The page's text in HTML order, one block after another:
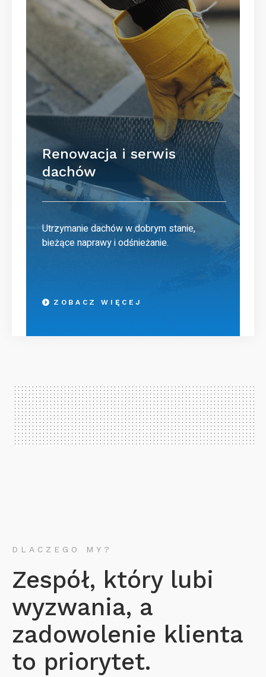
Renowacja i serwis
dachów
Utrzymanie dachów w dobrym stanie,
bieżące naprawy i odśnieżanie.
ZOBACZ WIĘCEJ
DLACZEGO MY?
Zespół, który lubi
wyzwania, a
zadowolenie klienta
to priorytet.